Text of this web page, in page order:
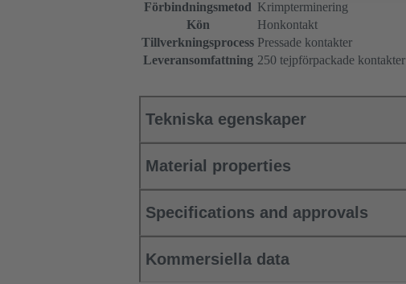
Förbindningsmetod Krimpterminering
Kön
Honkontakt
Tillverkningsprocess Pressade kontakter
Leveransomfattning 250 tejpförpackade kontakter
Tekniska egenskaper
Material properties
Specifications and approvals
Kommersiella data